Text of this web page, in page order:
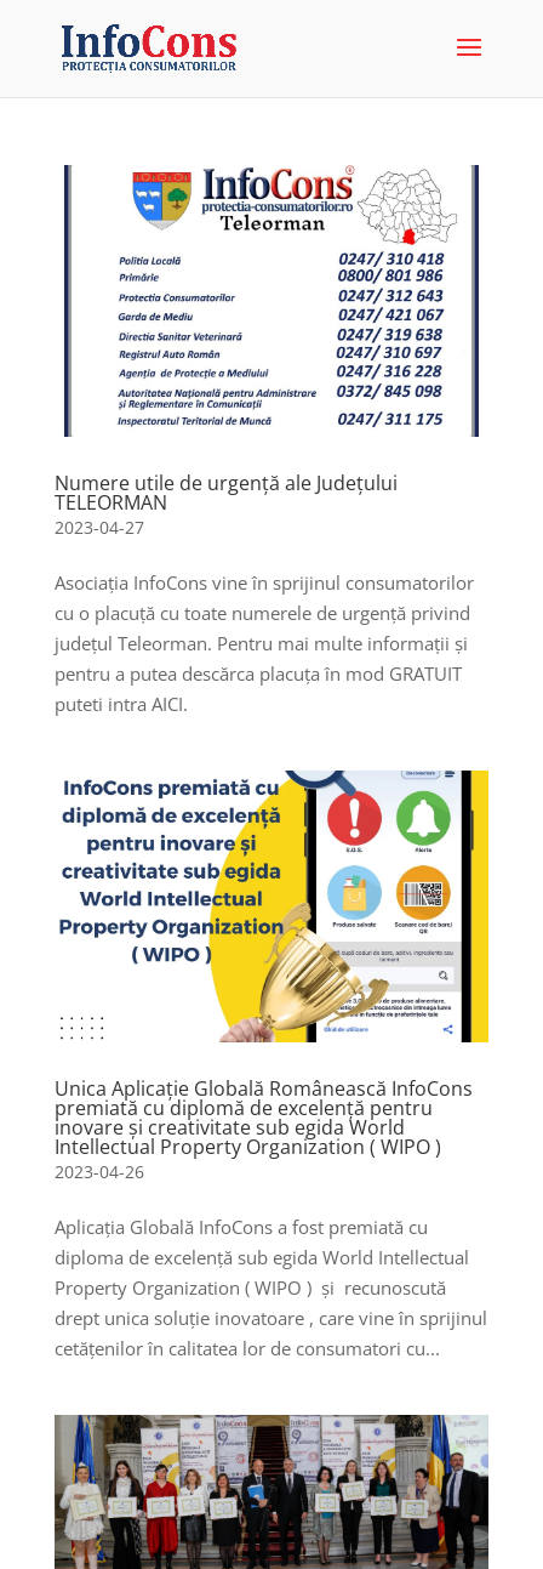
Numere utile de urgență ale Județului
TELEORMAN
2023-04-27
Asociația InfoCons vine în sprijinul consumatorilor
cu o placuță cu toate numerele de urgență privind
județul Teleorman. Pentru mai multe informații și
pentru a putea descărca placuța în mod GRATUIT
puteti intra AICI.
Unica Aplicație Globală Românească InfoCons
premiată cu diplomă de excelență pentru
inovare și creativitate sub egida World
Intellectual Property Organization ( WIPO )
2023-04-26
Aplicația Globală InfoCons a fost premiată cu
diploma de excelență sub egida World Intellectual
Property Organization ( WIPO ) și recunoscută
drept unica soluție inovatoare , care vine în sprijinul
cetățenilor în calitatea lor de consumatori cu...